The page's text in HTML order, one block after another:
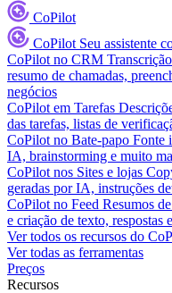
CoPilot
CoPilot Seu assistente
CoPilot no CRM
resumo de chamadas,
negócios
CoPilot em Tarefas
das tarefas, listas de
CoPilot no Bate-papo Fonte
IA, brainstorming e muito
CoPilot nos Sites e lojas
geradas por IA, instruções
CoPilot no Feed Resumos
e criação de texto,
Ver todos os recursos do
Ver todas as ferramentas
Preços
Recursos